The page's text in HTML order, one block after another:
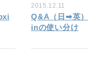
2015.12.11
Q&A（日➡英
inの使い分け